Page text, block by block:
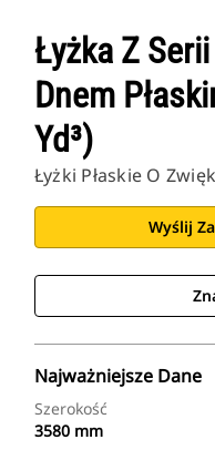
Łyżka Z
Dnem
Yd³)
Łyżki Płaskie O
Wyślij
Najważniejsze Dane
Szerokość
3580 mm